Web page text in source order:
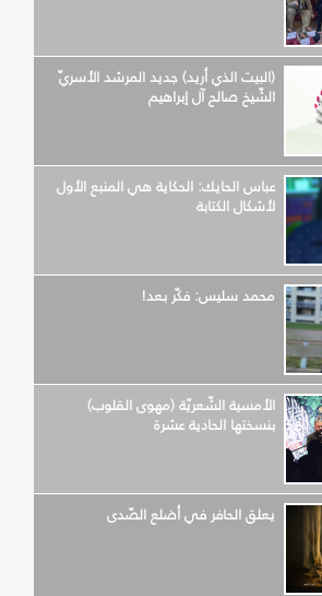
(البيت الذي أريد) جديد المرشد الأسريّ
الشّيخ صالح آل إبراهيم
عباس الحايك: الحكاية هي المنبع الأول
لأشكال الكتابة
محمد سليس: فكّر بعد!
الأمسية الشّعريّة (مهوى القلوب)
بنسختها الحادية عشرة
يعلق الحافر في أضلع الصّدى